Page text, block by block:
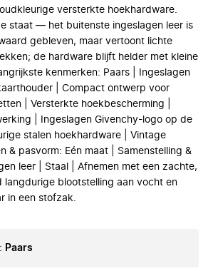
versterkte hoekhardware.
staat — het buitenste ingeslagen leer is
gebleven, maar vertoont lichte
de hardware blijft helder met kleine
kenmerken: Paars | Ingeslagen
| Compact ontwerp voor
| Versterkte hoekbescherming |
| Ingeslagen Givenchy-logo op de
stalen hoekhardware | Vintage
& pasvorm: Eén maat | Samenstelling &
leer | Staal | Afnemen met een zachte,
langdurige blootstelling aan vocht en
in een stofzak.
: Paars